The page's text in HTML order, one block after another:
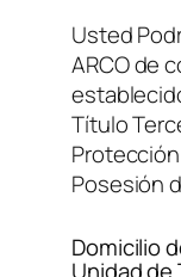
Usted
ARCO de
Título
Posesión
Domicilio